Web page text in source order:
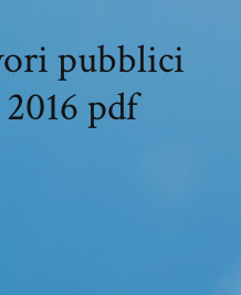
pubblici
pdf